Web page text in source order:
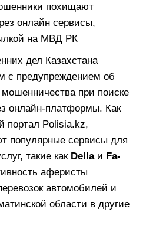
похищают
онлайн сервисы,
на МВД РК
дел Казахстана
с предупреждением об
при поиске
онлайн-платформы. Как
портал Polisia.kz,
популярные сервисы для
такие как Dellaи Fa-
аферисты
автомобилей и
области в другие